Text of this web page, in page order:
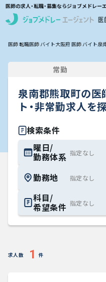
医師の求人・転職・募集ならジョブメドレー
求人を探す
常勤の求人
定期非常勤の求人
特集から探す
エージェントサービス
エージェントサービスTOP
サービスの流れ
医師 転職医師 バイト大阪府 医師 バイト泉
常勤
泉南郡熊取町の医
ト・非常勤求人を
検索条件
曜日/
勤務体系
勤務地
科目/
希望条件
求人数 1 件